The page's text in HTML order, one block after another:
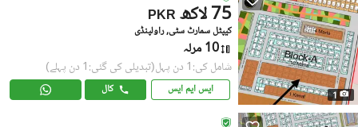
1
PKR 75 لاکھ
کیپٹل سمارٹ سٹی, راولپنڈی
10 مرلہ
شامل کی:1 دن پہل (تبدیلی کی گئی:1 دن پہلے)
ایس ایم ایس کال